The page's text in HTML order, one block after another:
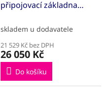
R
připojovací základna
skladem u dodavatele
21 529 Kč bez DPH
26 050 Kč
Do košíku